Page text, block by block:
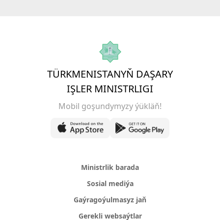
TÜRKMENISTANYŇ DAŞARY
IŞLER MINISTRLIGI
Mobil goşundymyzy ýükläň!
Ministrlik barada
Sosial mediýa
Gaýragoýulmasyz jaň
Gerekli websaýtlar